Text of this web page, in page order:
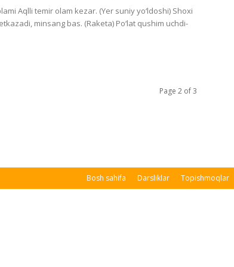
Aqlli temir olam kezar. (Yer suniy yo‘ldoshi) Shoxi
minsang bas. (Raketa) Po‘lat qushim uchdi-
Page 2 of 3
Bosh sahifa Darsliklar Topishmoqlar